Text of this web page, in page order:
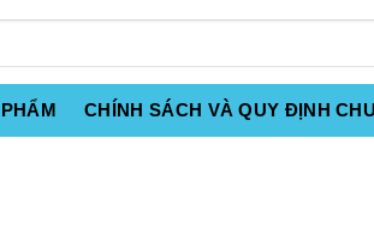
CHÍNH SÁCH VÀ QUY ĐỊNH